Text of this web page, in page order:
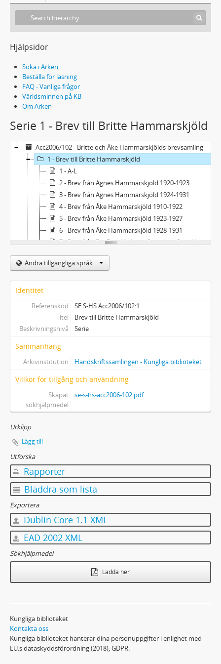
Hjälpsidor
Söka i Arken
Beställa för läsning
FAQ - Vanliga frågor
Världsminnen på KB
Om Arken
Serie 1 - Brev till Britte Hammarskjöld
Acc2006/102 - Britte och Åke Hammarskjölds brevsamling
1 - Brev till Britte Hammarskjöld
1 - A-L
2 - Brev från Agnes Hammarskjöld 1920-1923
3 - Brev från Agnes Hammarskjöld 1924-1931
4 - Brev från Åke Hammarskjöld 1910-1922
5 - Brev från Åke Hammarskjöld 1923-1927
6 - Brev från Åke Hammarskjöld 1928-1931
7 - Brev från Bo, Dag, Hjalmar, Signe och Sten Hammarskjöld samt sönerna Knut och Peder Hammarskjöld
8 - M – Sch
9 - Brev från Greta Oldsberg
12 - Brev från fadern C O Wahlgren
13 - Brev från Brittes mormor, bror Christer Wahlgren, syster Ebba Wahlgren, svägerska Nane Wahlgren
2 - Brev till Åke Hammarskjöld
4 - Biographica
5 - Tryck
Andra tillgängliga språk
Identitet
Referenskod
SE S-HS Acc2006/102:1
Titel
Brev till Britte Hammarskjöld
Beskrivningsnivå
Serie
Sammanhang
Arkivinstitution Handskriftssamlingen - Kungliga biblioteket
Villkor för tillgång och användning
Skapat
sökhjälpmedel
se-s-hs-acc2006-102.pdf
Urklipp
Lägg till
Utforska
Rapporter
Bläddra som lista
Exportera
Dublin Core 1.1 XML
EAD 2002 XML
Sökhjälpmedel
Ladda ner
Kungliga biblioteket
Kontakta oss
Kungliga biblioteket hanterar dina personuppgifter i enlighet med
EU:s dataskyddsförordning (2018), GDPR.